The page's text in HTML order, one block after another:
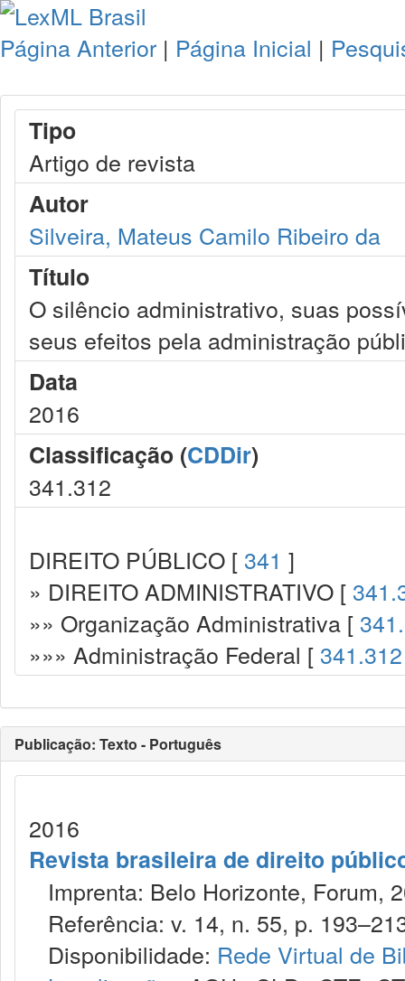
Página Anterior | Página Inicial |
Tipo
Artigo de revista
Autor
Silveira, Mateus Camilo Ribeiro da
Título
O silêncio administrativo, suas
seus efeitos pela administração
Data
2016
Classificação (CDDir)
341.312
DIREITO PÚBLICO [ 341 ]
» DIREITO ADMINISTRATIVO [
»» Organização Administrativa [
»»» Administração Federal [ 341.312
Publicação: Texto - Português
2016
Revista brasileira de direito
Imprenta: Belo Horizonte, Forum,
Referência: v. 14, n. 55, p.
Disponibilidade: Rede Virtual de